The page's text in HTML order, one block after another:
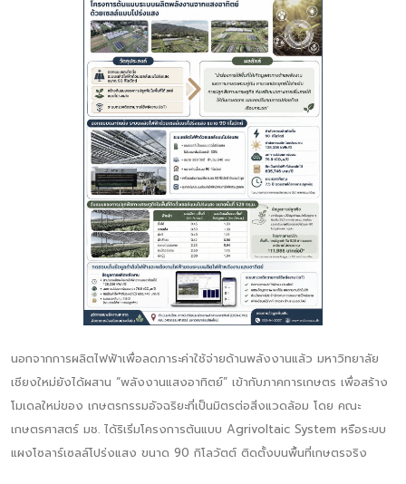
นอกจากการผลิตไฟฟ้าเพื่อลดภาระค่าใช้จ่ายด้านพลังงานแล้ว มหาวิทยาลัย
เชียงใหม่ยังได้ผสาน “พลังงานแสงอาทิตย์” เข้ากับภาคการเกษตร เพื่อสร้าง
โมเดลใหม่ของ เกษตรกรรมอัจฉริยะที่เป็นมิตรต่อสิ่งแวดล้อม โดย คณะ
เกษตรศาสตร์ มช. ได้ริเริ่มโครงการต้นแบบ Agrivoltaic System หรือระบบ
แผงโซลาร์เซลล์โปร่งแสง ขนาด 90 กิโลวัตต์ ติดตั้งบนพื้นที่เกษตรจริง